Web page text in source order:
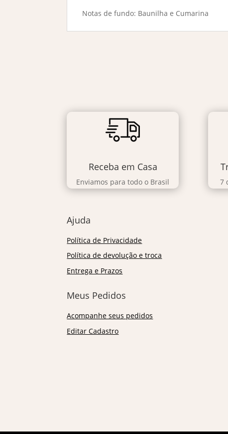
Notas de fundo: Baunilha e Cumarina
Receba em Casa
Enviamos para todo o Brasil 7
Ajuda
Política de Privacidade
Política de devolução e troca
Entrega e Prazos
Meus Pedidos
Acompanhe seus pedidos
Editar Cadastro